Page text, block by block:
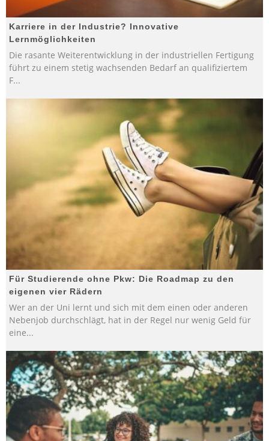
Karriere in der Industrie? Innovative
Lernmöglichkeiten
Die rasante Weiterentwicklung in der industriellen Fertigung
führt zu einem stetig wachsenden Bedarf an qualifiziertem
F...
Für Studierende ohne Pkw: Die Roadmap zu den
eigenen vier Rädern
Wer an der Uni lernt und sich mit dem einen oder anderen
Nebenjob durchschlägt, hat in der Regel nur wenig Geld für
eine...